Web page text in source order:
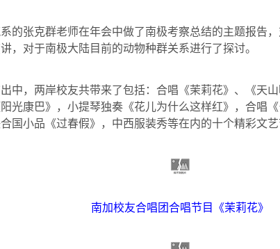
的张克群老师在年会中做了南极考察总结的主题报告
，对于南极大陆目前的动物种群关系进行了探讨。
中，两岸校友共带来了包括：合唱《茉莉花》、《天
光康巴》，小提琴独奏《花儿为什么这样红》，合唱
国小品《过春假》，中西服装秀等在内的十个精彩文艺
南加校友合唱团合唱节目《茉莉花》